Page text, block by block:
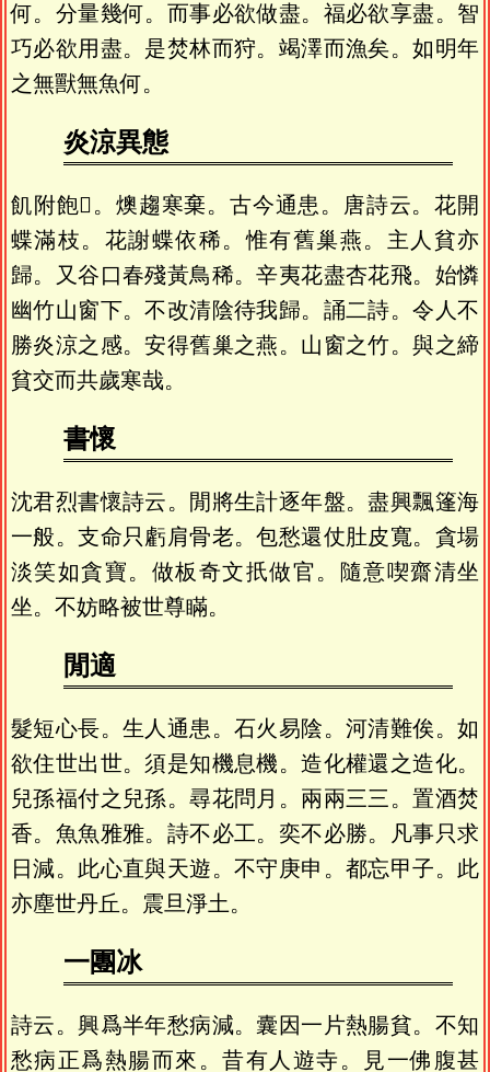
何。分量幾何。而事必欲做盡。福必欲享盡。智
巧必欲用盡。是焚林而狩。竭澤而漁矣。如明年
之無獸無魚何。
炎涼異態
飢附飽𩗺。燠趨寒棄。古今通患。唐詩云。花開
蝶滿枝。花謝蝶依稀。惟有舊巢燕。主人貧亦
歸。又谷口春殘黃鳥稀。辛夷花盡杏花飛。始憐
幽竹山窗下。不改清陰待我歸。誦二詩。令人不
勝炎涼之感。安得舊巢之燕。山窗之竹。與之締
貧交而共歲寒哉。
書懷
沈君烈書懷詩云。閒將生計逐年盤。盡興飄篷海
一般。支命只虧肩骨老。包愁還仗肚皮寬。貪場
淡笑如貪寶。做板奇文扺做官。隨意喫齋清坐
坐。不妨略被世尊瞞。
閒適
髮短心長。生人通患。石火易陰。河清難俟。如
欲住世出世。須是知機息機。造化權還之造化。
兒孫福付之兒孫。尋花問月。兩兩三三。置酒焚
香。魚魚雅雅。詩不必工。奕不必勝。凡事只求
日減。此心直與天遊。不守庚申。都忘甲子。此
亦塵世丹丘。震旦淨土。
一團冰
詩云。興爲半年愁病減。囊因一片熱腸貧。不知
愁病正爲熱腸而來。昔有人遊寺。見一佛腹甚